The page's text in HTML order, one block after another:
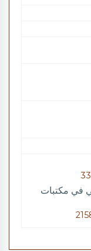
في مكتبات